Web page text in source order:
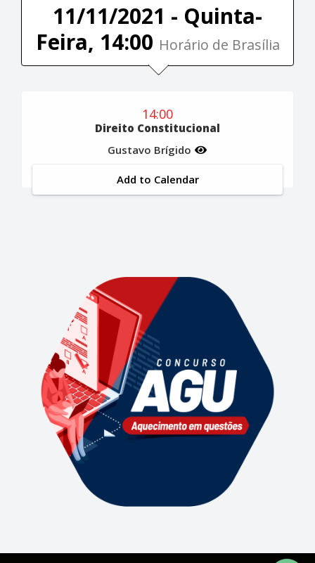
11/11/2021 - Quinta-
Feira, 14:00 Horário de Brasília
14:00
Direito Constitucional
Gustavo Brígido
Add to Calendar